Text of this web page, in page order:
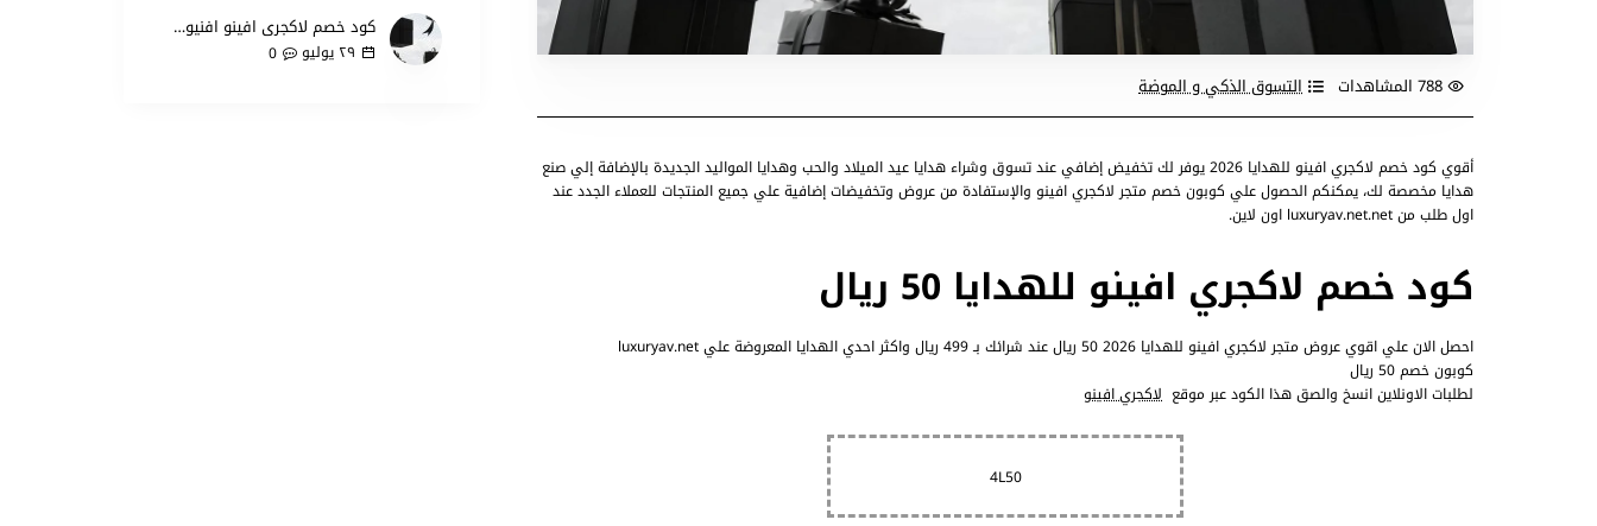
788 المشاهدات التسوق الذكي و الموضة
أقوي كود خصم لاكجري افينو للهدايا 2026 يوفر لك تخفيض إضافي عند تسوق وشراء هدايا عيد الميلاد والحب وهدايا المواليد الجديدة بالإضافة إلي صنع
هدايا مخصصة لك، يمكنكم الحصول علي كوبون خصم متجر لاكجري افينو والإستفادة من عروض وتخفيضات إضافية علي جميع المنتجات للعملاء الجدد عند
اول طلب من luxuryav.net.net اون لاين.
كود خصم لاكجري افينو للهدايا 50 ريال
احصل الان علي اقوي عروض متجر لاكجري افينو للهدايا 2026 50 ريال عند شرائك بـ 499 ريال واكثر احدي الهدايا المعروضة علي luxuryav.net
كوبون خصم 50 ريال
لطلبات الاونلاين انسخ والصق هذا الكود عبر موقع لاكجري افينو
4L50
كود خصم لاكجري افينو افنيو للهدايا 2026 كوبون
٢٩ يوليو 0